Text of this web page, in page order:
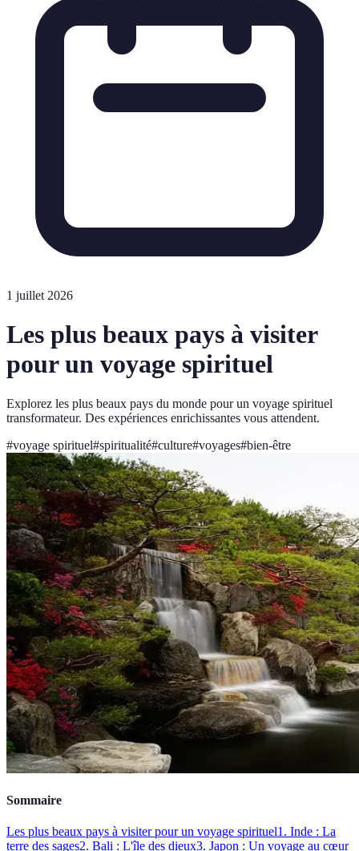
1 juillet 2026
Les plus beaux pays à visiter
pour un voyage spirituel
Explorez les plus beaux pays du monde pour un voyage spirituel
transformateur. Des expériences enrichissantes vous attendent.
#voyage spirituel#spiritualité#culture#voyages#bien-être
Sommaire
Les plus beaux pays à visiter pour un voyage spirituel1. Inde : La
terre des sages2. Bali : L'île des dieux3. Japon : Un voyage au cœur